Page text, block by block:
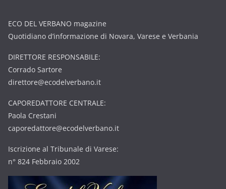
ECO DEL VERBANO magazine
Quotidiano d’informazione di Novara, Varese e Verbania
DIRETTORE RESPONSABILE:
Corrado Sartore
direttore@ecodelverbano.it
CAPOREDATTORE CENTRALE:
Paola Crestani
caporedattore@ecodelverbano.it
Iscrizione al Tribunale di Varese:
n° 824 Febbraio 2002